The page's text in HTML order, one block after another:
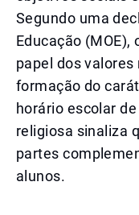
Segundo uma
Educação
papel dos
formação do
horário escolar
religiosa sinaliza
partes
alunos.